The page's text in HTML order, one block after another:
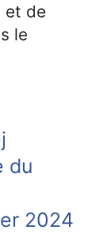
et de
le
du
2024